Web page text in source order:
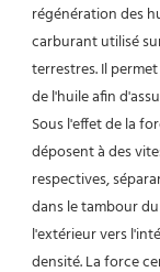
régénération des
carburant utilisé
terrestres. Il
de l'huile afin
Sous l'effet de la
déposent à des
respectives,
dans le tambour
l'extérieur vers
densité. La force